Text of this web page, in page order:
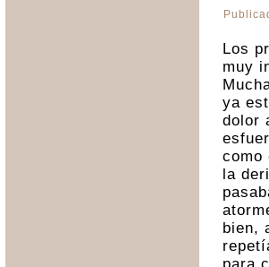
Los
muy
ya
dolor
como
la
bien,